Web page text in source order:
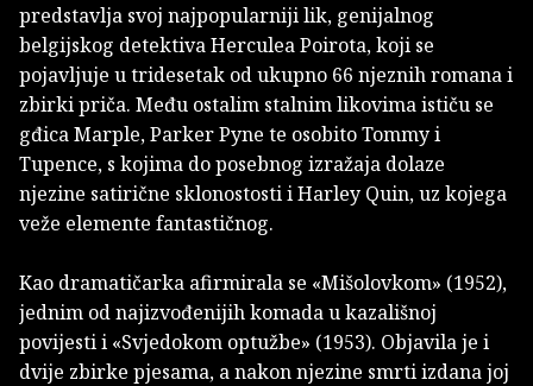
predstavlja svoj najpopularniji lik, genijalnog
belgijskog detektiva Herculea Poirota, koji se
pojavljuje u tridesetak od ukupno 66 njeznih romana i
zbirki priča. Među ostalim stalnim likovima ističu se
gđica Marple, Parker Pyne te osobito Tommy i
Tupence, s kojima do posebnog izražaja dolaze
njezine satirične sklonostosti i Harley Quin, uz kojega
veže elemente fantastičnog.
Kao dramatičarka afirmirala se «Mišolovkom» (1952),
jednim od najizvođenijih komada u kazališnoj
povijesti i «Svjedokom optužbe» (1953). Objavila je i
dvije zbirke pjesama, a nakon njezine smrti izdana joj